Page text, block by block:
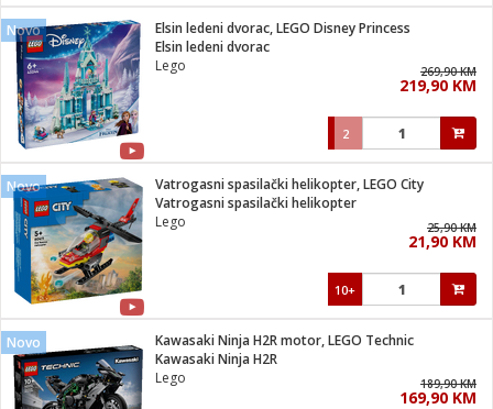
Novo
Elsin ledeni dvorac, LEGO Disney Princess
Elsin ledeni dvorac
Lego
269,90 KM
219,90 KM
2
Novo
Vatrogasni spasilački helikopter, LEGO City
Vatrogasni spasilački helikopter
Lego
25,90 KM
21,90 KM
10+
Novo
Kawasaki Ninja H2R motor, LEGO Technic
Kawasaki Ninja H2R
Lego
189,90 KM
169,90 KM